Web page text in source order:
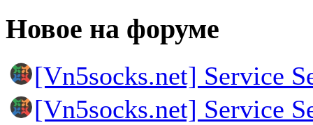
Новое на форуме
[Vn5socks.net] Service
[Vn5socks.net] Service